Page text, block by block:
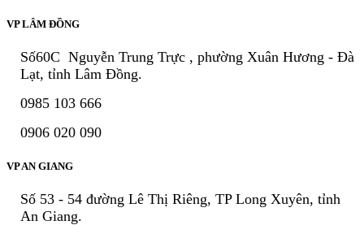
VP LÂM ĐỒNG
Số60C Nguyễn Trung Trực , phường Xuân Hương - Đà
Lạt, tỉnh Lâm Đồng.
0985 103 666
0906 020 090
VP AN GIANG
Số 53 - 54 đường Lê Thị Riêng, TP Long Xuyên, tỉnh
An Giang.